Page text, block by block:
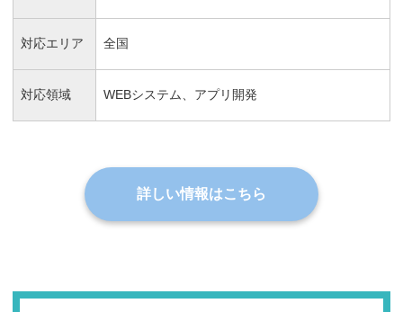
対応エリア 全国
対応領域 WEBシステム、アプリ開発
詳しい情報はこちら